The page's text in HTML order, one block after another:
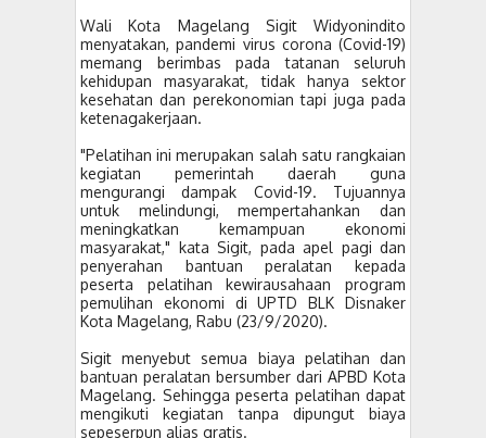
Wali Kota Magelang Sigit Widyonindito
menyatakan, pandemi virus corona (Covid-19)
memang berimbas pada tatanan seluruh
kehidupan masyarakat, tidak hanya sektor
kesehatan dan perekonomian tapi juga pada
ketenagakerjaan.
"Pelatihan ini merupakan salah satu rangkaian
kegiatan pemerintah daerah guna
mengurangi dampak Covid-19. Tujuannya
untuk melindungi, mempertahankan dan
meningkatkan kemampuan ekonomi
masyarakat," kata Sigit, pada apel pagi dan
penyerahan bantuan peralatan kepada
peserta pelatihan kewirausahaan program
pemulihan ekonomi di UPTD BLK Disnaker
Kota Magelang, Rabu (23/9/2020).
Sigit menyebut semua biaya pelatihan dan
bantuan peralatan bersumber dari APBD Kota
Magelang. Sehingga peserta pelatihan dapat
mengikuti kegiatan tanpa dipungut biaya
sepeserpun alias gratis.